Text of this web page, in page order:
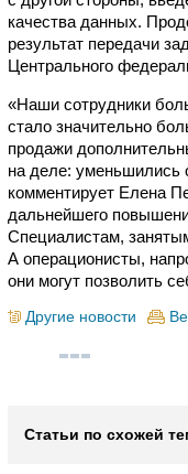
качества данных.
результат передачи
Центрального
«Наши сотрудники
стало значительно
продажи
на деле: уменьшились
комментирует Елена
дальнейшего
Специалистам,
А операционисты,
они могут позволить
Другие новости
Статьи по схожей